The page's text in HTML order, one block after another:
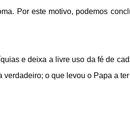
Por este motivo, podemos
e deixa a livre uso da fé de
o que levou o Papa a